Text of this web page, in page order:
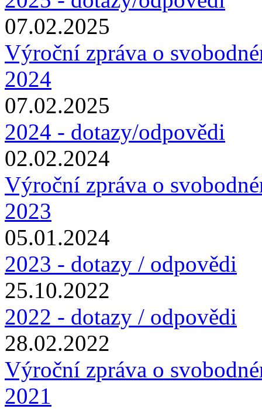
07.02.2025
Výroční zpráva o
2024
07.02.2025
2024 - dotazy/odpovědi
02.02.2024
Výroční zpráva o
2023
05.01.2024
2023 - dotazy / odpovědi
25.10.2022
2022 - dotazy / odpovědi
28.02.2022
Výroční zpráva o
2021